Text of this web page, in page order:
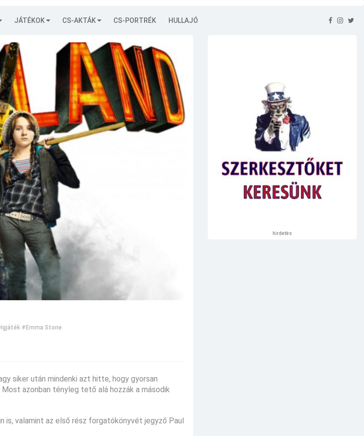
JÁTÉKOK CS-AKTÁK CS-PORTRÉK HULLAJÓ
#Emma Stone
siker után mindenki azt hitte, hogy gyorsan
azonban tényleg tető alá hozzák a második
is, valamint az első rész forgatókönyvét jegyző Paul
hirdetés